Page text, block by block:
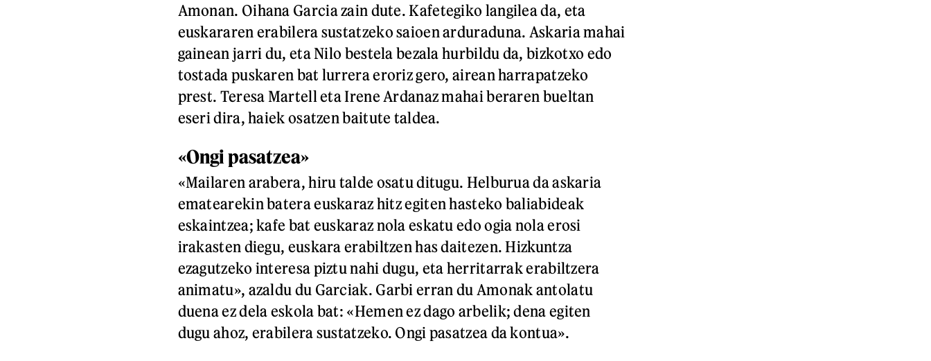
Amonan. Oihana Garcia zain dute. Kafetegiko langilea da, eta
euskararen erabilera sustatzeko saioen arduraduna. Askaria mahai
gainean jarri du, eta Nilo bestela bezala hurbildu da, bizkotxo edo
tostada puskaren bat lurrera eroriz gero, airean harrapatzeko
prest. Teresa Martell eta Irene Ardanaz mahai beraren bueltan
eseri dira, haiek osatzen baitute taldea.
«Ongi pasatzea»
«Mailaren arabera, hiru talde osatu ditugu. Helburua da askaria
ematearekin batera euskaraz hitz egiten hasteko baliabideak
eskaintzea; kafe bat euskaraz nola eskatu edo ogia nola erosi
irakasten diegu, euskara erabiltzen has daitezen. Hizkuntza
ezagutzeko interesa piztu nahi dugu, eta herritarrak erabiltzera
animatu», azaldu du Garciak. Garbi erran du Amonak antolatu
duena ez dela eskola bat: «Hemen ez dago arbelik; dena egiten
dugu ahoz, erabilera sustatzeko. Ongi pasatzea da kontua».